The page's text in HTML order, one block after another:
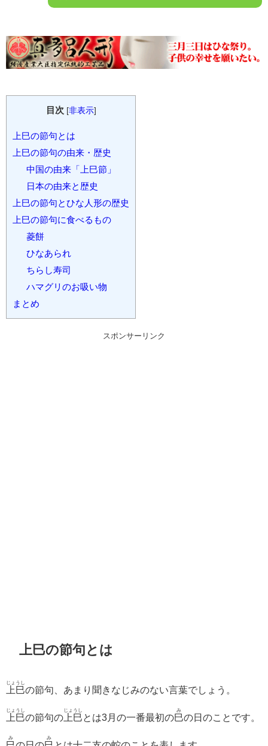
目次 [非表示]
上巳の節句とは
上巳の節句の由来・歴史
中国の由来「上巳節」
日本の由来と歴史
上巳の節句とひな人形の歴史
上巳の節句に食べるもの
菱餅
ひなあられ
ちらし寿司
ハマグリのお吸い物
まとめ
スポンサーリンク
上巳の節句とは
上巳
じょうし
の節句、あまり聞きなじみのない言葉でしょう。
上巳
じょうし
の節句の 上巳
じょうし
とは3月の一番最初の巳
み
の日のことです。
み み